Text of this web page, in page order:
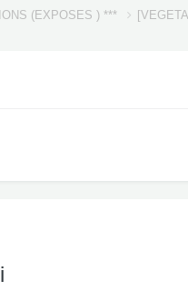
(EXPOSES ) ***